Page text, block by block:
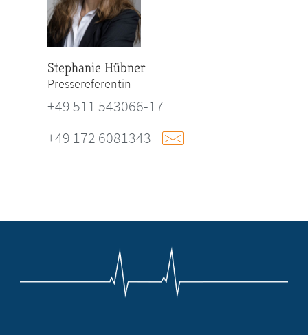
Stephanie Hübner
Pressereferentin
+49 511 543066-17
+49 172 6081343